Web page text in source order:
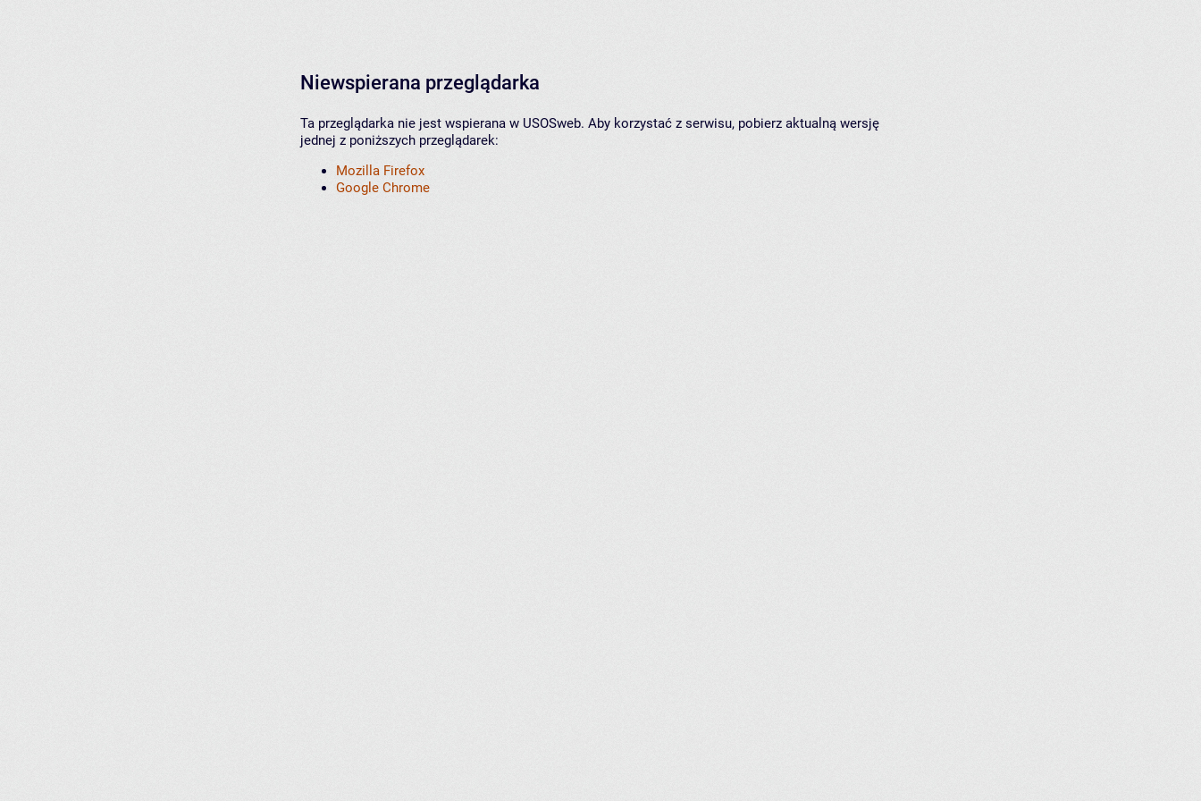
Niewspierana przeglądarka
Ta przeglądarka nie jest wspierana w USOSweb. Aby korzystać z serwisu, pobierz aktualną wersję
jednej z poniższych przeglądarek:
Mozilla Firefox
Google Chrome